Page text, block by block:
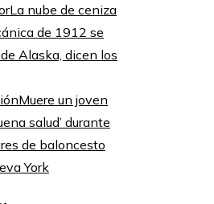
La nube de ceniza
de 1912 se
Alaska, dicen los
Muere un joven
salud’ durante
de baloncesto
York